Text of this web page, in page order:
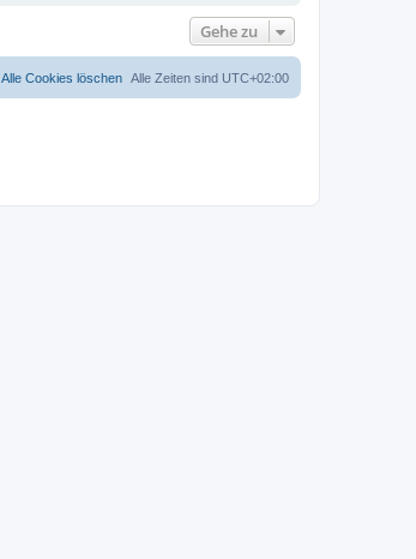
Gehe zu
Alle Zeiten sind UTC+02:00
Alle Cookies löschen